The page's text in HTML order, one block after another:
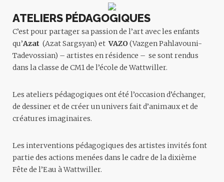
ATELIERS PÉDAGOGIQUES
C’est pour partager sa passion de l’art avec les enfants
qu’Azat (Azat Sargsyan) etVAZO(Vazgen Pahlavouni-
Tadevossian) – artistes en résidence – se sont rendus
dans la classe de CM1 de l’école de Wattwiller.
Les ateliers pédagogiques ont été l’occasion d’échanger,
de dessiner et de créer un univers fait d’animaux et de
créatures imaginaires.
Les interventions pédagogiques des artistes invités font
partie des actions menées dans le cadre de la dixième
Fête de l’Eau à Wattwiller.